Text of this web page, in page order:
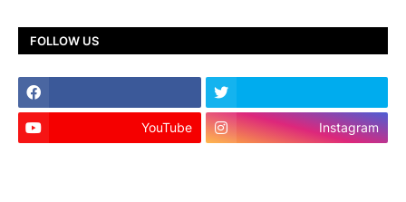
FOLLOW US
YouTube Instagram